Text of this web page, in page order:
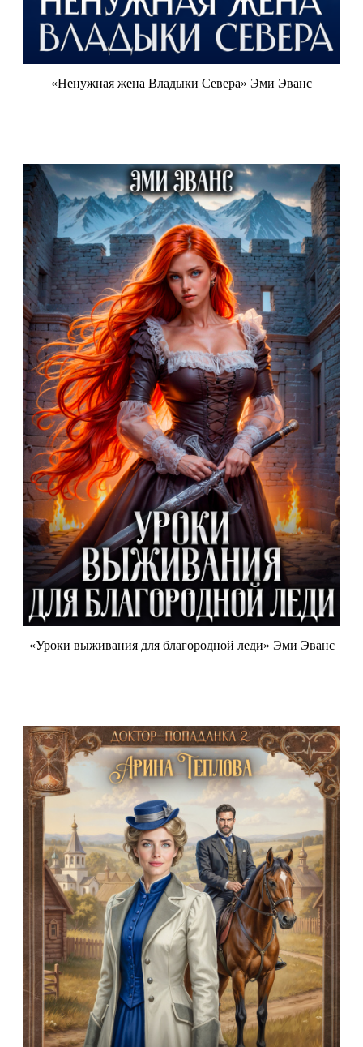
«Ненужная жена Владыки Севера» Эми Эванс
«Уроки выживания для благородной леди» Эми Эванс